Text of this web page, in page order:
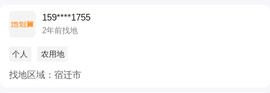
159****1755
2年前找地
个人 农用地
找地区域：宿迁市